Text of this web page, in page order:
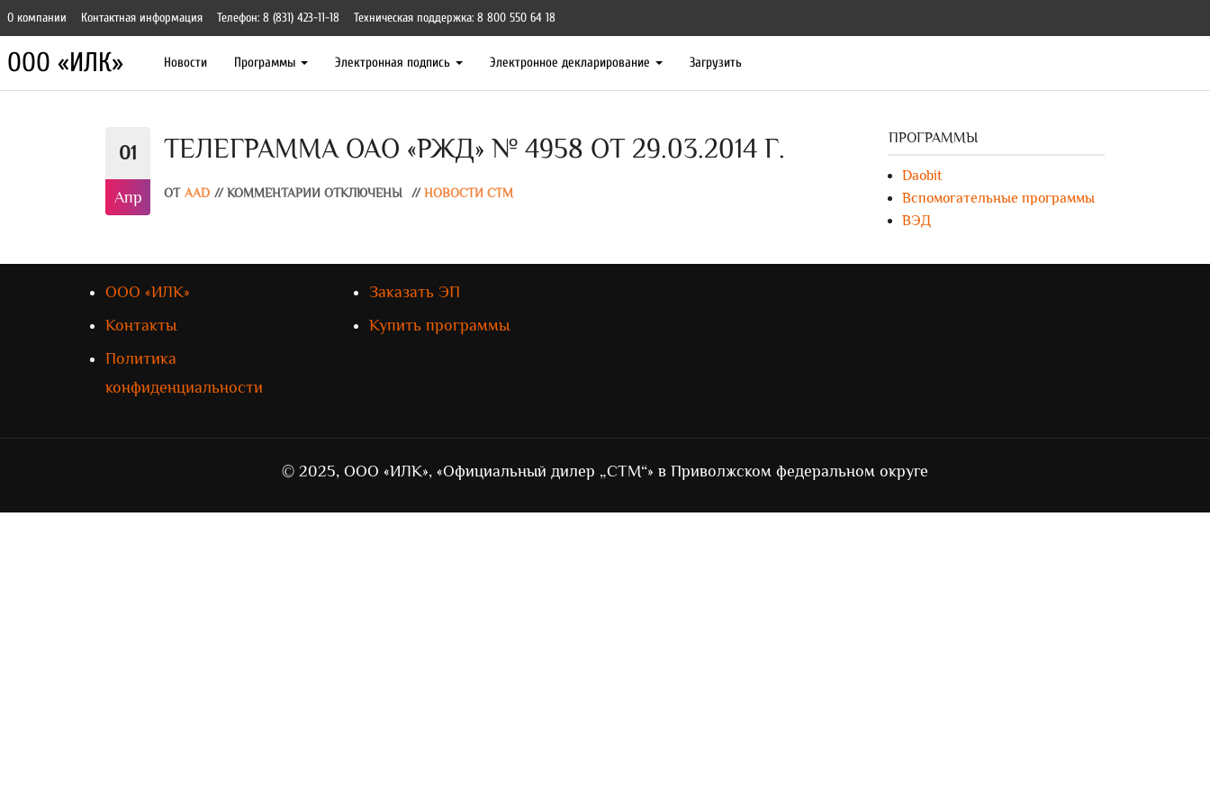
О компании Контактная информация Телефон: 8 (831) 423-11-18 Техническая поддержка: 8 800 550 64 18
ООО «ИЛК» Новости Программы Электронная подпись Электронное декларирование Загрузить
01
Апр
ТЕЛЕГРАММА ОАО «РЖД» № 4958 ОТ 29.03.2014 Г.
ОТ AAD // КОММЕНТАРИИ ОТКЛЮЧЕНЫ // НОВОСТИ СТМ
ПРОГРАММЫ
Daobit
Вспомогательные программы
ВЭД
ООО «ИЛК»
Контакты
Политика
конфиденциальности
Заказать ЭП
Купить программы
© 2025, ООО «ИЛК», «Официальный дилер „СТМ“» в Приволжском федеральном округе